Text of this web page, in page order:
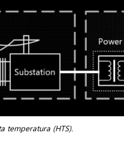
temperatura (HTS).